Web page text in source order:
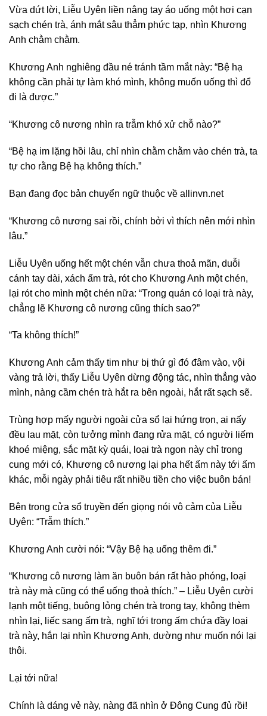
Vừa dứt lời, Liễu Uyên liền nâng tay áo uống một hơi cạn
sạch chén trà, ánh mắt sâu thẳm phức tạp, nhìn Khương
Anh chằm chằm.
Khương Anh nghiêng đầu né tránh tầm mắt này: “Bệ hạ
không cần phải tự làm khó mình, không muốn uống thì đổ
đi là được.”
“Khương cô nương nhìn ra trẫm khó xử chỗ nào?”
“Bệ hạ im lặng hồi lâu, chỉ nhìn chằm chằm vào chén trà, ta
tự cho rằng Bệ hạ không thích.”
Bạn đang đọc bản chuyển ngữ thuộc về allinvn.net
“Khương cô nương sai rồi, chính bởi vì thích nên mới nhìn
lâu.”
Liễu Uyên uống hết một chén vẫn chưa thoả mãn, duỗi
cánh tay dài, xách ấm trà, rót cho Khương Anh một chén,
lại rót cho mình một chén nữa: “Trong quán có loại trà này,
chẳng lẽ Khương cô nương cũng thích sao?”
“Ta không thích!”
Khương Anh cảm thấy tim như bị thứ gì đó đâm vào, vội
vàng trả lời, thấy Liễu Uyên dừng động tác, nhìn thẳng vào
mình, nàng cầm chén trà hắt ra bên ngoài, hắt rất sạch sẽ.
Trùng hợp mấy người ngoài cửa sổ lại hứng trọn, ai nấy
đều lau mặt, còn tưởng mình đang rửa mặt, có người liếm
khoé miệng, sắc mặt kỳ quái, loại trà ngon này chỉ trong
cung mới có, Khương cô nương lại pha hết ấm này tới ấm
khác, mỗi ngày phải tiêu rất nhiều tiền cho việc buôn bán!
Bên trong cửa sổ truyền đến giọng nói vô cảm của Liễu
Uyên: “Trẫm thích.”
Khương Anh cười nói: “Vậy Bệ hạ uống thêm đi.”
“Khương cô nương làm ăn buôn bán rất hào phóng, loại
trà này mà cũng có thể uống thoả thích.” – Liễu Uyên cười
lạnh một tiếng, buông lỏng chén trà trong tay, không thèm
nhìn lại, liếc sang ấm trà, nghĩ tới trong ấm chứa đầy loại
trà này, hắn lại nhìn Khương Anh, dường như muốn nói lại
thôi.
Lại tới nữa!
Chính là dáng vẻ này, nàng đã nhìn ở Đông Cung đủ rồi!